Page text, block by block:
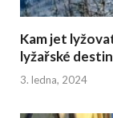
Kam jet
lyžařské
3. ledna, 2024